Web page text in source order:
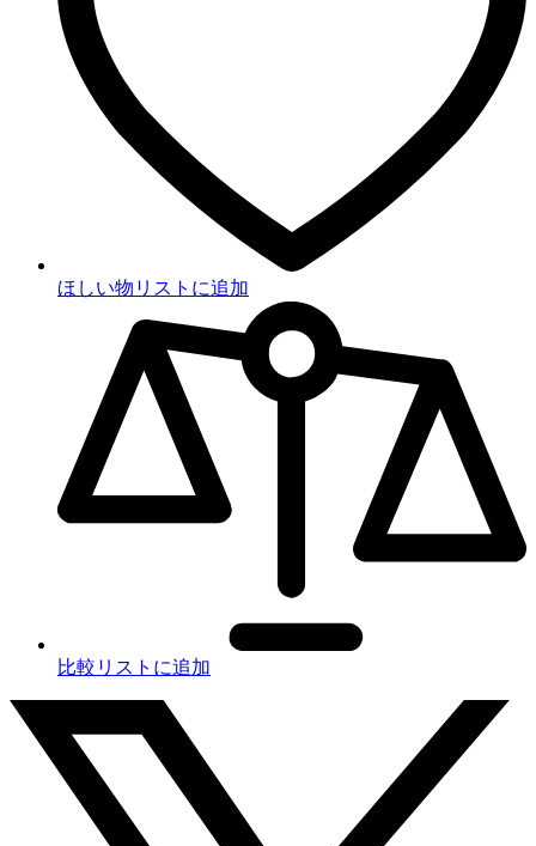
ほしい物リストに追加
比較リストに追加